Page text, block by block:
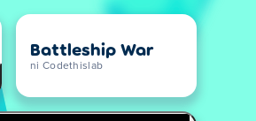
Battleship War
ni Codethislab